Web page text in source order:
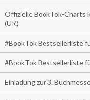
Offizielle BookTok-Charts
(UK)
#BookTok Bestsellerliste
#BookTok Bestsellerliste
Einladung zur 3.